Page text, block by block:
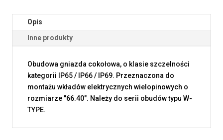
Opis
Inne produkty
Obudowa gniazda cokołowa, o klasie szczelności
kategorii IP65 / IP66 / IP69. Przeznaczona do
montażu wkładów elektrycznych wielopinowych o
rozmiarze "66.40". Należy do serii obudów typu W-
TYPE.